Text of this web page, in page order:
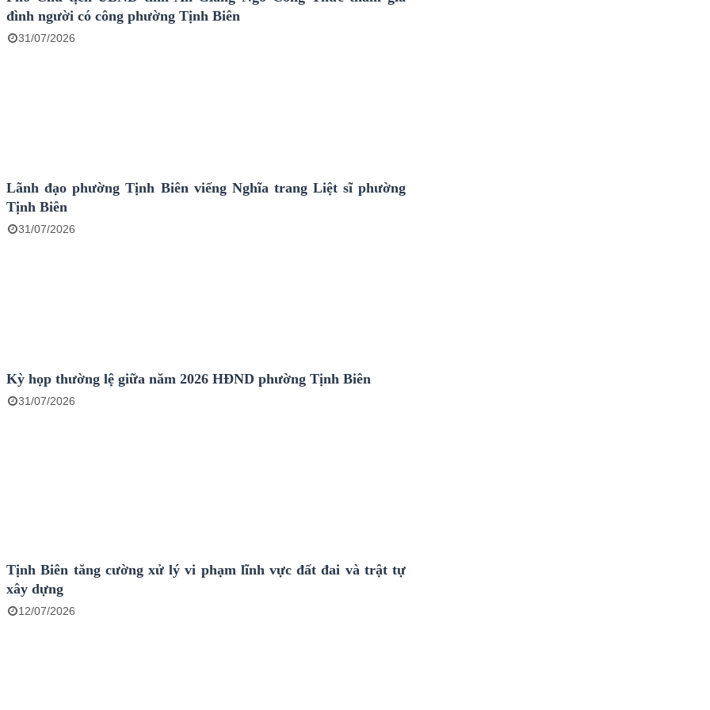
đình người có công phường Tịnh Biên
31/07/2026
Lãnh đạo phường Tịnh Biên viếng Nghĩa trang Liệt sĩ phường
Tịnh Biên
31/07/2026
Kỳ họp thường lệ giữa năm 2026 HĐND phường Tịnh Biên
31/07/2026
Tịnh Biên tăng cường xử lý vi phạm lĩnh vực đất đai và trật tự
xây dựng
12/07/2026